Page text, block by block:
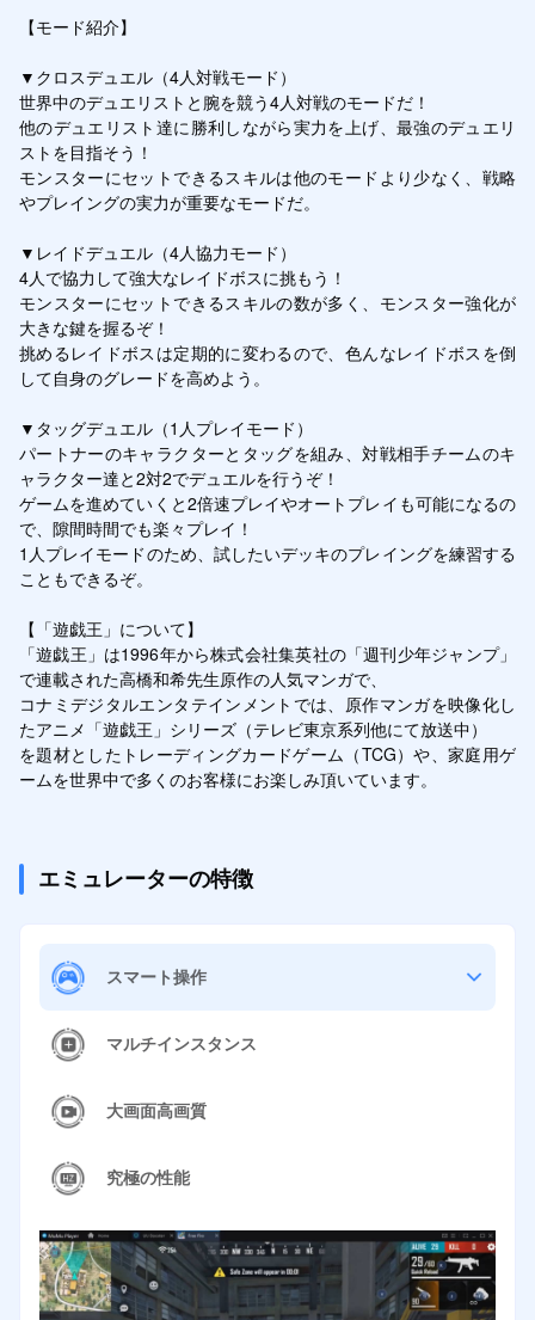
【モード紹介】
▼クロスデュエル（4人対戦モード）
世界中のデュエリストと腕を競う4人対戦のモードだ！
他のデュエリスト達に勝利しながら実力を上げ、最強のデュエリ
ストを目指そう！
モンスターにセットできるスキルは他のモードより少なく、戦略
やプレイングの実力が重要なモードだ。
▼レイドデュエル（4人協力モード）
4人で協力して強大なレイドボスに挑もう！
モンスターにセットできるスキルの数が多く、モンスター強化が
大きな鍵を握るぞ！
挑めるレイドボスは定期的に変わるので、色んなレイドボスを倒
して自身のグレードを高めよう。
▼タッグデュエル（1人プレイモード）
パートナーのキャラクターとタッグを組み、対戦相手チームのキ
ャラクター達と2対2でデュエルを行うぞ！
ゲームを進めていくと2倍速プレイやオートプレイも可能になるの
で、隙間時間でも楽々プレイ！
1人プレイモードのため、試したいデッキのプレイングを練習する
こともできるぞ。
【「遊戯王」について】
「遊戯王」は1996年から株式会社集英社の「週刊少年ジャンプ」
で連載された高橋和希先生原作の人気マンガで、
コナミデジタルエンタテインメントでは、原作マンガを映像化し
たアニメ「遊戯王」シリーズ（テレビ東京系列他にて放送中）
を題材としたトレーディングカードゲーム（TCG）や、家庭用ゲ
エミュレーターの特徴
スマート操作
マルチインスタンス
大画面高画質
究極の性能